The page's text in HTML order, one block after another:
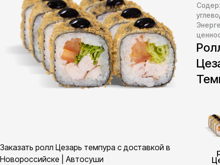
Заказать ролл Цезарь темпура с доставкой в
Новороссийске | Автосуши